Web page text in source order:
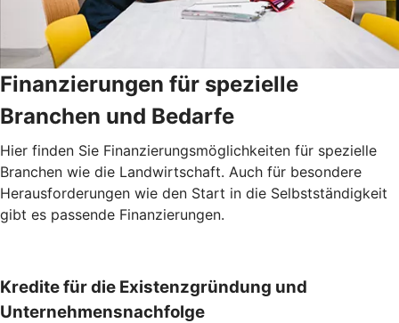
Finanzierungen für spezielle
Branchen und Bedarfe
Hier finden Sie Finanzierungsmöglichkeiten für spezielle
Branchen wie die Landwirtschaft. Auch für besondere
Herausforderungen wie den Start in die Selbstständigkeit
gibt es passende Finanzierungen.
Kredite für die Existenzgründung und
Unternehmensnachfolge